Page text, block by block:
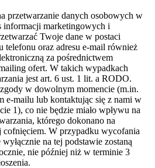
przetwarzanie danych osobowych w
informacji marketingowych i
Twoje dane w postaci
telefonu oraz adresu e-mail również
za pośrednictwem
ofert. W takich wypadkach
jest art. 6 ust. 1 lit. a RODO.
w dowolnym momencie (m.in.
e-mailu lub kontaktując się z nami w
1), co nie będzie miało wpływu na
którego dokonano na
cofnięciem. W przypadku wycofania
na tej podstawie zostaną
nie później niż w terminie 3